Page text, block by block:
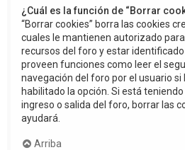
¿Cuál es la función de “Borrar
“Borrar cookies” borra las cookies
cuales le mantienen autorizado
recursos del foro y estar
proveen funciones como leer el
navegación del foro por el usuario
habilitado la opción. Si está
ingreso o salida del foro, borrar las
ayudará.
Arriba